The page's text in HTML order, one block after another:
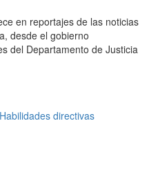
en reportajes de las noticias
desde el gobierno
del Departamento de Justicia
Habilidades directivas